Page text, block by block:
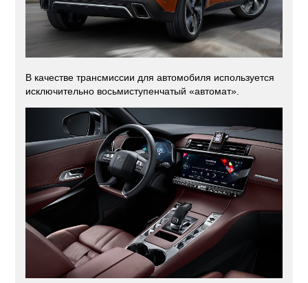
В качестве трансмиссии для автомобиля используется
исключительно восьмиступенчатый «автомат».